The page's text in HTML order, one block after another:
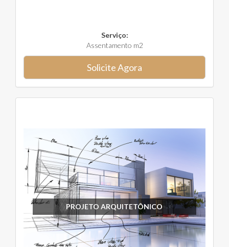
Serviço:
Assentamento m2
Solicite Agora
PROJETO ARQUITETÔNICO